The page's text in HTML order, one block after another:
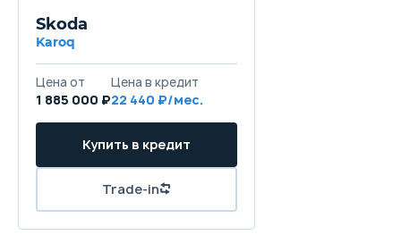
Skoda
Karoq
Цена от
1 885 000 ₽
Цена в кредит
22 440 ₽/мес.
Купить в кредит
Trade-in